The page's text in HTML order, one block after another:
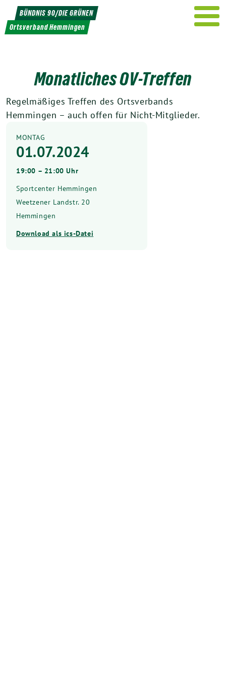
Weiter
zum
Inhalt
BÜNDNIS 90/DIE GRÜNEN
Ortsverband Hemmingen
Monatliches OV-Treffen
Regelmäßiges Treffen des Ortsverbands
Hemmingen – auch offen für Nicht-Mitglieder.
MONTAG
01.07.2024
19:00 – 21:00 Uhr
Sportcenter Hemmingen
Weetzener Landstr. 20
Hemmingen
Download als ics-Datei